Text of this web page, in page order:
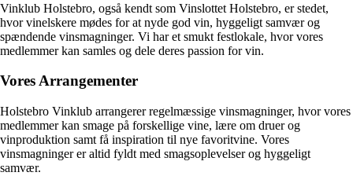
Vinklub Holstebro, også kendt som Vinslottet Holstebro, er stedet,
hvor vinelskere mødes for at nyde god vin, hyggeligt samvær og
spændende vinsmagninger. Vi har et smukt festlokale, hvor vores
medlemmer kan samles og dele deres passion for vin.
Vores Arrangementer
Holstebro Vinklub arrangerer regelmæssige vinsmagninger, hvor vores
medlemmer kan smage på forskellige vine, lære om druer og
vinproduktion samt få inspiration til nye favoritvine. Vores
vinsmagninger er altid fyldt med smagsoplevelser og hyggeligt
samvær.